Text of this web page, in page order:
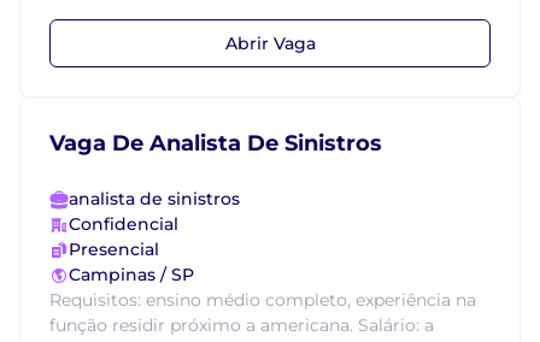
Abrir Vaga
Vaga De Analista De Sinistros
analista de sinistros
Confidencial
Presencial
Campinas / SP
Requisitos: ensino médio completo, experiência na
função residir próximo a americana. Salário: a